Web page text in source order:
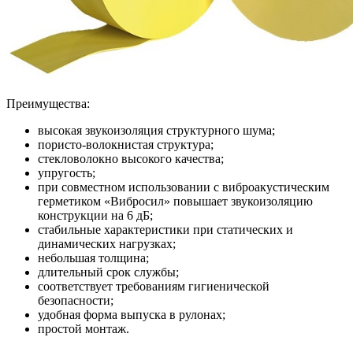
Преимущества:
высокая звукоизоляция структурного шума;
пористо-волокнистая структура;
стекловолокно высокого качества;
упругость;
при совместном использовании с виброакустическим
герметиком «Вибросил» повышает звукоизоляцию
конструкции на 6 дБ;
стабильные характеристики при статических и
динамических нагрузках;
небольшая толщина;
длительный срок службы;
соответствует требованиям гигиенической
безопасности;
удобная форма выпуска в рулонах;
простой монтаж.